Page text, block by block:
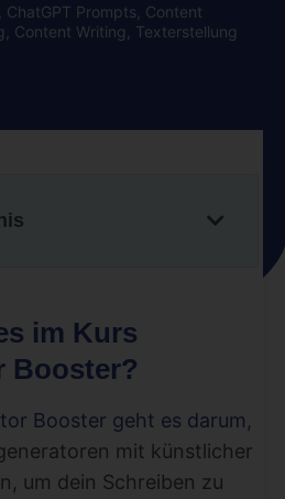
ChatGPT Prompts Content
Content Writing Texterstellung
im Kurs
Booster?
Booster geht es darum,
mit künstlicher
um dein Schreiben zu